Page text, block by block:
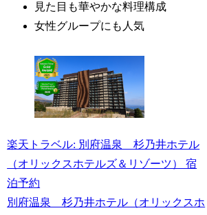
見た目も華やかな料理構成
女性グループにも人気
楽天トラベル: 別府温泉 杉乃井ホテル
（オリックスホテルズ＆リゾーツ） 宿
泊予約
別府温泉 杉乃井ホテル（オリックスホ